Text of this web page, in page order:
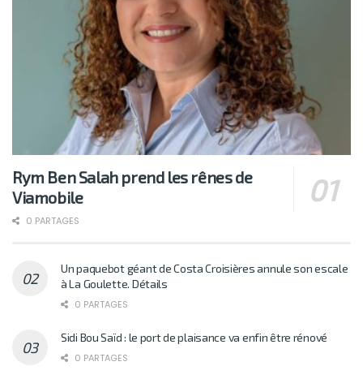
Rym Ben Salah prend les rênes de
Viamobile
0 PARTAGES
Un paquebot géant de Costa Croisières annule son escale
à La Goulette. Détails
0 PARTAGES
Sidi Bou Saïd : le port de plaisance va enfin être rénové
0 PARTAGES